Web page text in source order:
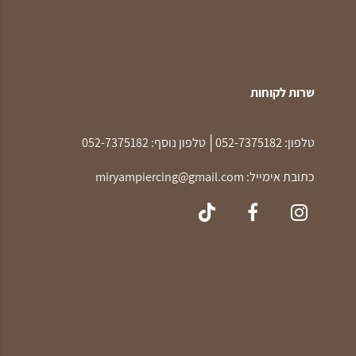
שרות לקוחות
טלפון:052-7375182
| טלפון נוסף:052-7375182
כתובת אימייל: miryampiercing@gmail.com